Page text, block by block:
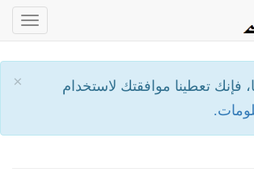
×
فإنك تعطينا موافقتك لاستخدام